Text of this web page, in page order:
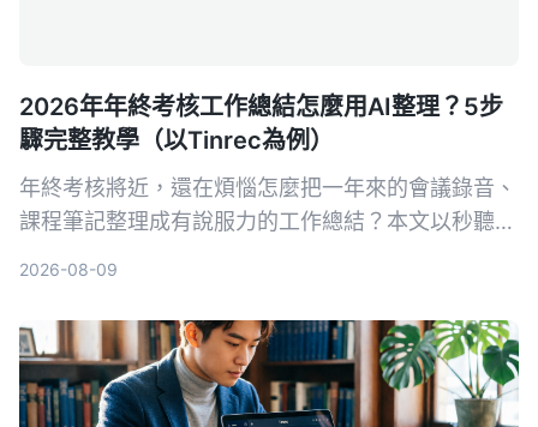
2026年年終考核工作總結怎麼用AI整理？5步
驟完整教學（以Tinrec為例）
年終考核將近，還在煩惱怎麼把一年來的會議錄音、
課程筆記整理成有說服力的工作總結？本文以秒聽錄
提取關鍵績效，輕鬆完成年度自我評估。
2026-08-09